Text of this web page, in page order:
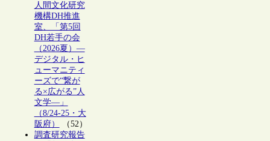
人間文化研究
機構DH推進
室、「第5回
DH若手の会
（2026夏）―
デジタル・ヒ
ューマニティ
ーズで“繋が
る×広がる”人
文学―」
（8/24-25・大
阪府）
（52）
調査研究報告